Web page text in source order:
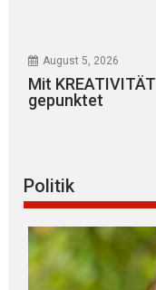
August 5, 2026
Mit
gepunktet
Politik